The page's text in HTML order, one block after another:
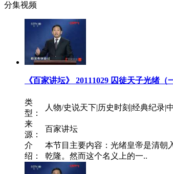
分集视频
《百家讲坛》 20111029 囚徒天子光绪（
类
型：
人物/史说天下|历史时刻|经典纪录|
来
源：
百家讲坛
介
绍：
本节目主要内容：光绪皇帝是清朝
乾隆。然而这个名义上的一..